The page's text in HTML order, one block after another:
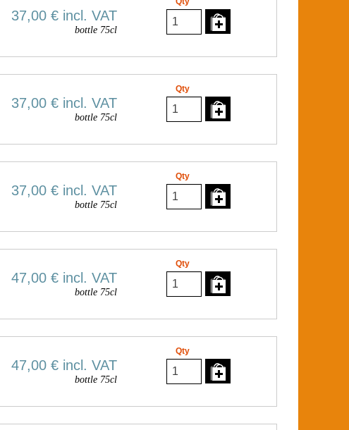
37,00 € incl. VAT
bottle 75cl
37,00 € incl. VAT
bottle 75cl
Qty
37,00 € incl. VAT
bottle 75cl
Qty
47,00 € incl. VAT
bottle 75cl
Qty
47,00 € incl. VAT
bottle 75cl
Qty